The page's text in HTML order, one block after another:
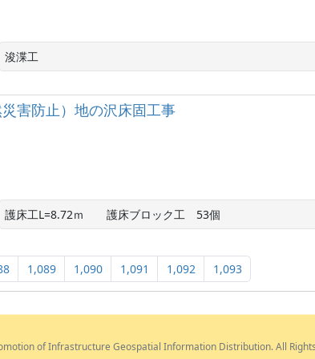
浚渫工
害防止）地の沢床固工事
護床工L=8.72ｍ　　護床ブロック工　53個
1,089 1,090 1,091 1,092 1,093
of Infrastructure Geospatial Information Distribution. All Rights